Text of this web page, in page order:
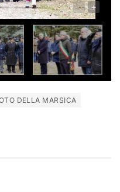
- +
DELLA MARSICA